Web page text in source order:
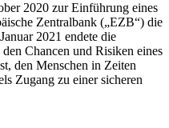
2020 zur Einführung eines
Zentralbank („EZB“) die
2021 endete die
Chancen und Risiken eines
den Menschen in Zeiten
Zugang zu einer sicheren